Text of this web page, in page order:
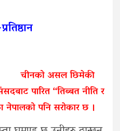
चीनको असल छिमेकी
पारित “तिब्बत नीति र
पनि सरोकार छ ।